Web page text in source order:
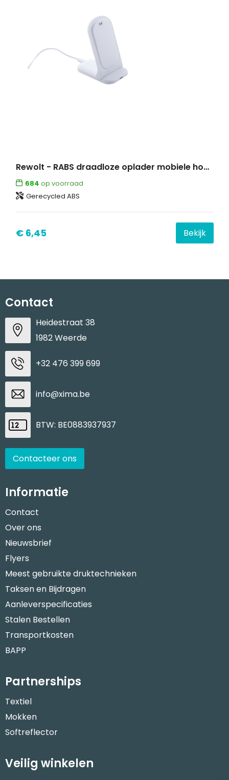
Rewolt - RABS draadloze oplader mobiele houder
684 op voorraad
Gerecycled ABS
€ 6,45 Bekijk
Contact
Heidestraat 38
1982 Weerde
+32 476 399 699
info@xima.be
BTW: BE0883937937
Contacteer ons
Informatie
Contact
Over ons
Nieuwsbrief
Flyers
Meest gebruikte druktechnieken
Taksen en Bijdragen
Aanleverspecificaties
Stalen Bestellen
Transportkosten
BAPP
Partnerships
Textiel
Mokken
Softreflector
Veilig winkelen